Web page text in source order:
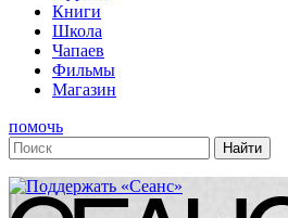
Книги
Школа
Чапаев
Фильмы
Магазин
помочь